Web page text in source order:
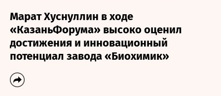
Марат Хуснуллин в ходе
«КазаньФорума» высоко оценил
достижения и инновационный
потенциал завода «Биохимик»